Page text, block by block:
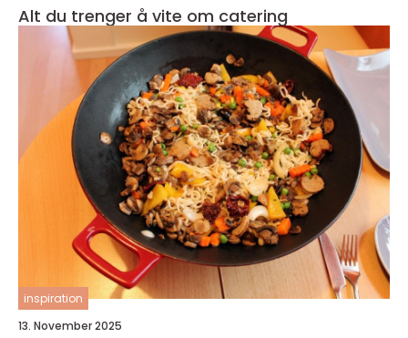
Alt du trenger å vite om catering
inspiration
13. November 2025